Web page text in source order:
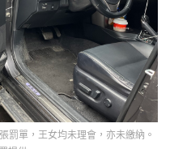
罰單，王女均未理會，亦未繳納。